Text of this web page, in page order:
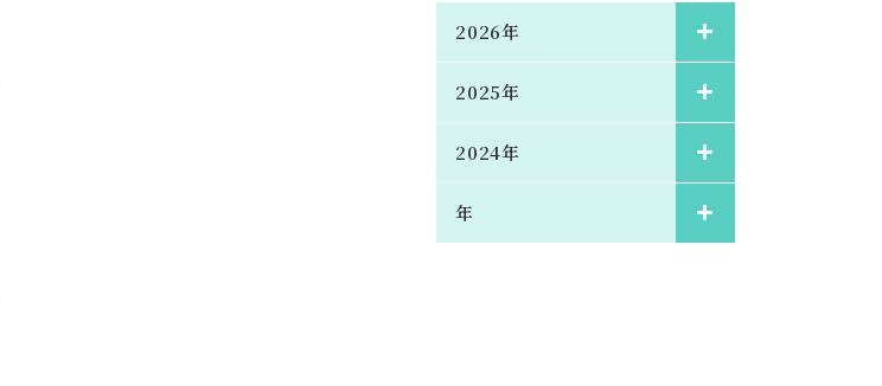
2026年
2025年
2024年
年